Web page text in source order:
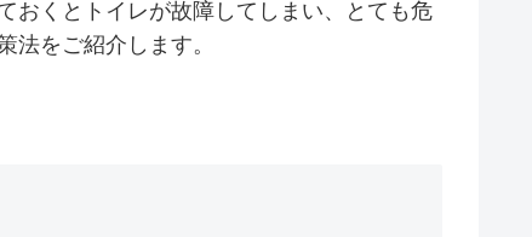
おくとトイレが故障してしまい、とても危
をご紹介します。